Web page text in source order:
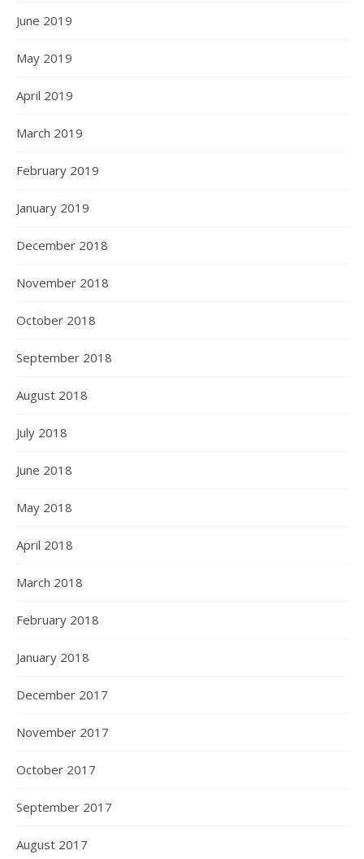
June 2019
May 2019
April 2019
March 2019
February 2019
January 2019
December 2018
November 2018
October 2018
September 2018
August 2018
July 2018
June 2018
May 2018
April 2018
March 2018
February 2018
January 2018
December 2017
November 2017
October 2017
September 2017
August 2017